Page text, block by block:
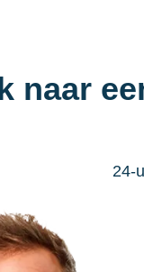
naar
24-